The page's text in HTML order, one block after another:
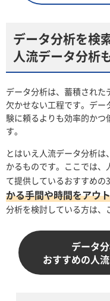
データ分析を検
人流データ分析
データ分析は、蓄積され
欠かせない工程です。デ
験に頼るよりも効率的かつ
す。
とはいえ人流データ分析
かるものです。ここでは
て提供しているおすすめの
かる手間や時間をアウ
分析を検討している方は、
データ
おすすめの人